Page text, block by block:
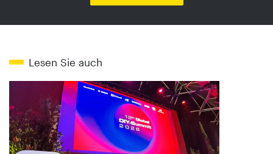
Lesen Sie auch